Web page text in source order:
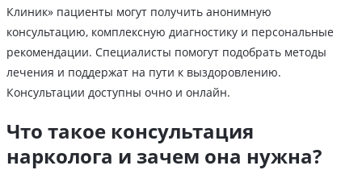
Клиник» пациенты могут получить анонимную
консультацию, комплексную диагностику и персональные
рекомендации. Специалисты помогут подобрать методы
лечения и поддержат на пути к выздоровлению.
Консультации доступны очно и онлайн.
Что такое консультация
нарколога и зачем она нужна?